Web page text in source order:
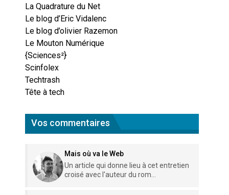
La Quadrature du Net
Le blog d’Eric Vidalenc
Le blog d’olivier Razemon
Le Mouton Numérique
{Sciences²}
Scinfolex
Techtrash
Tête à tech
Vos commentaires
Mais où va le Web
Un article qui donne lieu à cet entretien
croisé avec l'auteur du rom...